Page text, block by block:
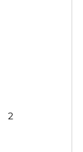
2